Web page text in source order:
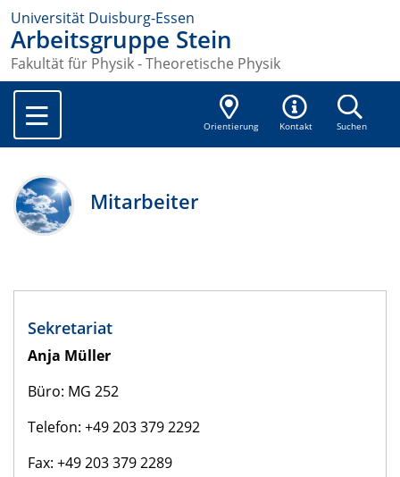
Universität Duisburg-Essen
Arbeitsgruppe Stein
Fakultät für Physik - Theoretische Physik
Orientierung Kontakt Suchen
Mitarbeiter
Sekretariat
Anja Müller
Büro: MG 252
Telefon: +49 203 379 2292
Fax: +49 203 379 2289